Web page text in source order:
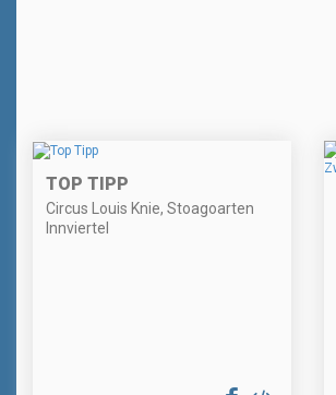
TOP TIPP
Circus Louis Knie, Stoagoarten
Innviertel